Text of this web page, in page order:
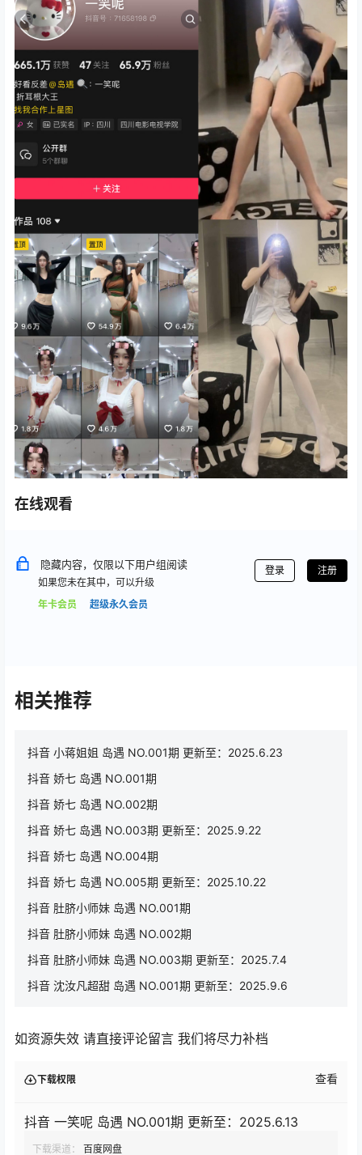
在线观看
隐藏内容，仅限以下用户组阅读
如果您未在其中，可以升级
年卡会员
超级永久会员
登录 注册
相关推荐
抖音 小蒋姐姐 岛遇 NO.001期 更新至：2025.6.23
抖音 娇七 岛遇 NO.001期
抖音 娇七 岛遇 NO.002期
抖音 娇七 岛遇 NO.003期 更新至：2025.9.22
抖音 娇七 岛遇 NO.004期
抖音 娇七 岛遇 NO.005期 更新至：2025.10.22
抖音 肚脐小师妹 岛遇 NO.001期
抖音 肚脐小师妹 岛遇 NO.002期
抖音 肚脐小师妹 岛遇 NO.003期 更新至：2025.7.4
抖音 沈汝凡超甜 岛遇 NO.001期 更新至：2025.9.6
如资源失效 请直接评论留言 我们将尽力补档
下载权限 查看
抖音 一笑呢 岛遇 NO.001期 更新至：2025.6.13
下载渠道： 百度网盘